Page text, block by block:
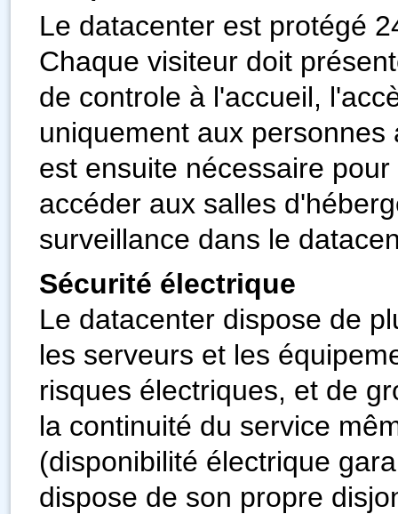
Le datacenter est protégé
Chaque visiteur doit
de controle à l'accueil,
uniquement aux
est ensuite nécessaire
accéder aux salles
surveillance dans le
Sécurité électrique
Le datacenter dispose de
les serveurs et les
risques électriques, et de
la continuité du service
(disponibilité électrique
dispose de son propre